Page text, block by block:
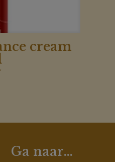
cream
Ga naar…